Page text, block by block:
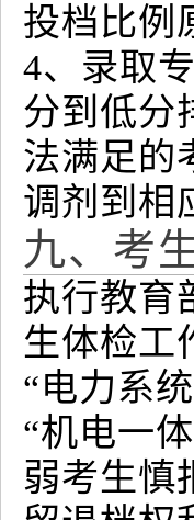
投档比例
4、录取
分到低分
法满足的
调剂到相
九、考
执行教育
生体检工
“电力系
“机电一
弱考生慎